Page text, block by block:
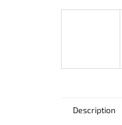
Description